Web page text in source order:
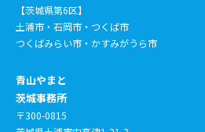
【茨城県第6区】
土浦市・石岡市・つくば市
つくばみらい市・かすみがうら市
青山やまと
茨城事務所
〒300-0815